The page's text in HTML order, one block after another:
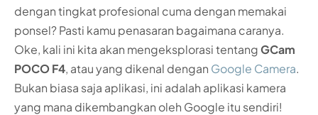
dengan tingkat profesional cuma dengan memakai
ponsel? Pasti kamu penasaran bagaimana caranya.
Oke, kali ini kita akan mengeksplorasi tentangGCam
POCO F4, atau yang dikenal dengan Google Camera.
Bukan biasa saja aplikasi, ini adalah aplikasi kamera
yang mana dikembangkan oleh Google itu sendiri!